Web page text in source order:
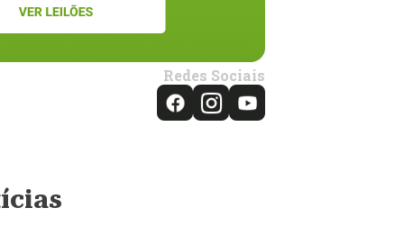
Redes Sociais